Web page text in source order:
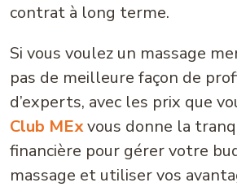
contrat à long terme.
Si vous voulez un massage
pas de meilleure façon de
d’experts, avec les prix que
Club MExvous donne la
financière pour gérer votre
massage et utiliser vos